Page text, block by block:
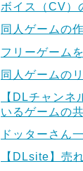
ボイス（CV）
同人ゲームの
フリーゲーム
同人ゲームの
【DLチャン
いるゲームの共
ドッターさん
【DLsite】売